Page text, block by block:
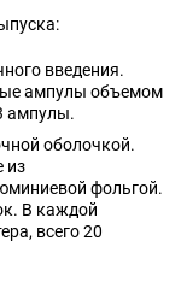
введения.
ампулы объемом
ампулы.
оболочкой.
из
фольгой.
В каждой
всего 20